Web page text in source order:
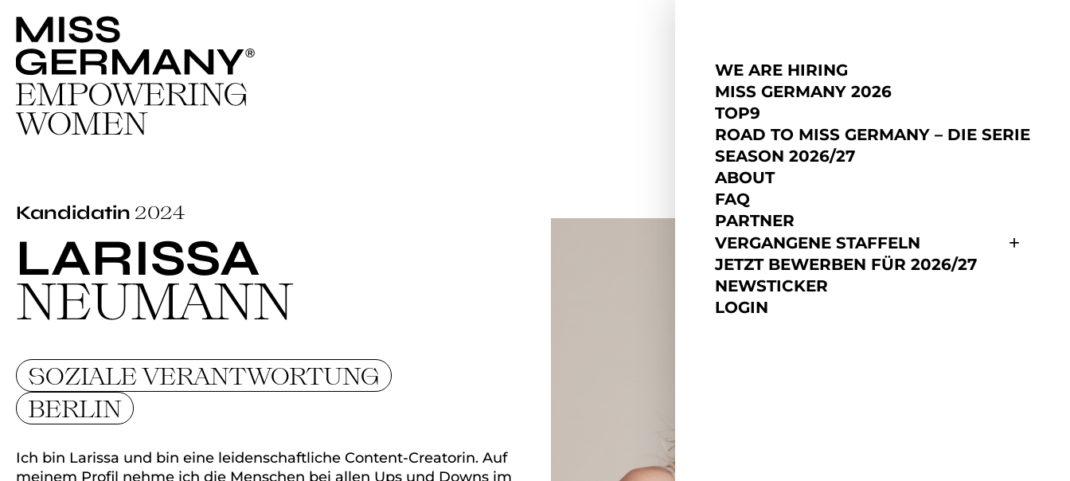
WE ARE HIRING
MISS GERMANY 2026
TOP9
ROAD TO MISS GERMANY – DIE SERIE
SEASON 2026/27
ABOUT
FAQ
PARTNER
VERGANGENE STAFFELN
JETZT BEWERBEN FÜR 2026/27
NEWSTICKER
LOGIN
Kandidatin 2024
LARISSA
NEUMANN
SOZIALE VERANTWORTUNG
BERLIN
Ich bin Larissa und bin eine leidenschaftliche Content-Creatorin. Auf
meinem Profil nehme ich die Menschen bei allen Ups und Downs im